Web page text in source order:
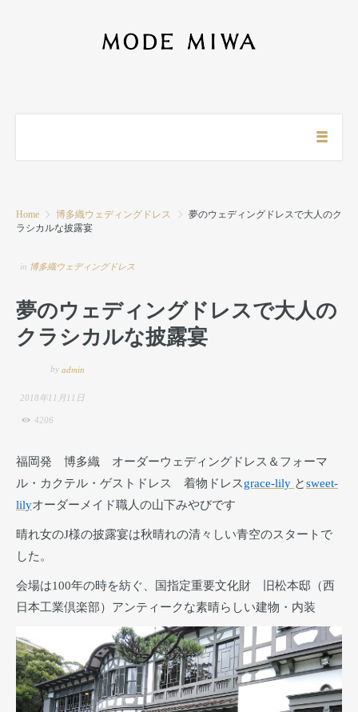
Home 博多織ウェディングドレス
夢のウェディングドレスで大人のク
ラシカルな披露宴
in 博多織ウェディングドレス
夢のウェディングドレスで大人の
クラシカルな披露宴
by admin
2018年11月11日
4206
福岡発 博多織 オーダーウェディングドレス＆フォーマ
ル・カクテル・ゲストドレス 着物ドレスgrace-lily とsweet-
lilyオーダーメイド職人の山下みやびです
晴れ女のJ様の披露宴は秋晴れの清々しい青空のスタートで
した。
会場は100年の時を紡ぐ、国指定重要文化財 旧松本邸（西
日本工業倶楽部）アンティークな素晴らしい建物・内装